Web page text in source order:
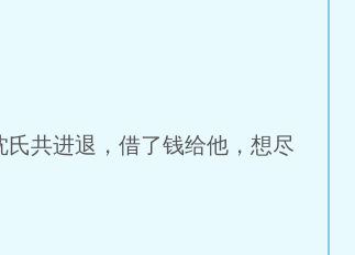
共进退，借了钱给他，想尽